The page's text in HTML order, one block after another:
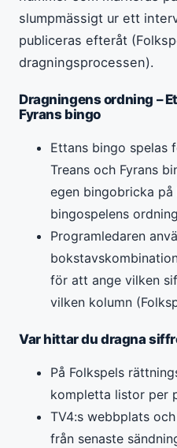
slumpmässigt ur ett
publiceras efteråt
dragningsprocessen).
Dragningens ordning –
Fyrans bingo
Ettans bingo spelas
Treans och Fyrans
egen bingobricka
bingospelens
Programledaren
för att ange vilken
vilken kolumn
Var hittar du dragna
På Folkspels
kompletta listor per
TV4:s webbplats
från senaste